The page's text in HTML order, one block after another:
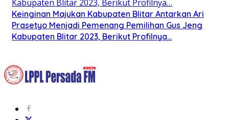
Keinginan Majukan Kabupaten Blitar Antarkan Ari
Prasetyo Menjadi Pemenang Pemilihan Gus Jeng
Kabupaten Blitar 2023, Berikut Profilnya…